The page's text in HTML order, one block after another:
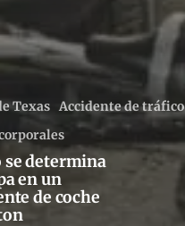
Texas Accidente de tráfico
se determina
en un
de coche